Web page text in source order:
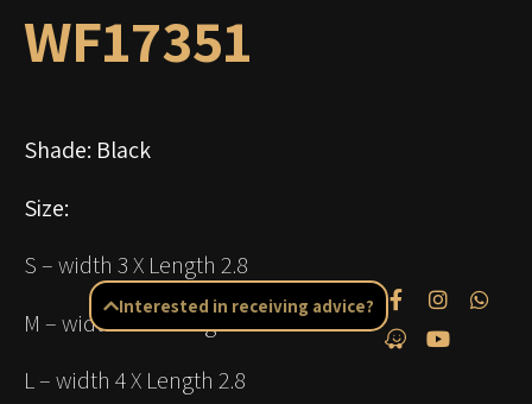
WF17351
Shade: Black
Size:
S –width 3 X Length 2.8
M –width3.5 XLength2.8
L –width 4 X Length 2.8
Interested in receiving advice?